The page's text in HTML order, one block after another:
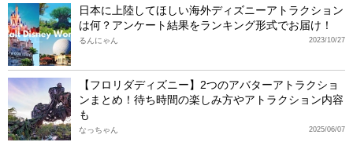
日本に上陸してほしい海外ディズニーアトラクション
は何？アンケート結果をランキング形式でお届け！
2023/10/27
るんにゃん
【フロリダディズニー】2つのアバターアトラクショ
ンまとめ！待ち時間の楽しみ方やアトラクション内容
も
2025/06/07
なっちゃん